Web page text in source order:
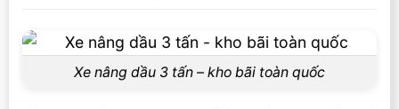
Xe nâng dầu 3 tấn – kho bãi toàn quốc